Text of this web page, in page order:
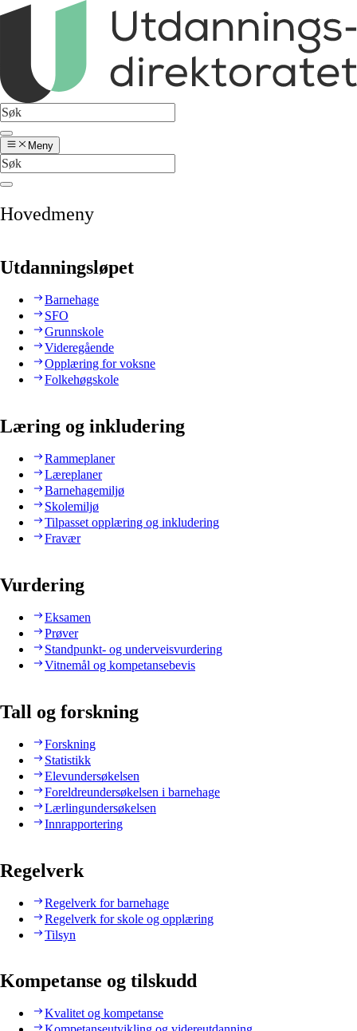
Meny
Hovedmeny
Utdanningsløpet
Barnehage
SFO
Grunnskole
Videregående
Opplæring for voksne
Folkehøgskole
Læring og inkludering
Rammeplaner
Læreplaner
Barnehagemiljø
Skolemiljø
Tilpasset opplæring og inkludering
Fravær
Vurdering
Eksamen
Prøver
Standpunkt- og underveisvurdering
Vitnemål og kompetansebevis
Tall og forskning
Forskning
Statistikk
Elevundersøkelsen
Foreldreundersøkelsen i barnehage
Lærlingundersøkelsen
Innrapportering
Regelverk
Regelverk for barnehage
Regelverk for skole og opplæring
Tilsyn
Kompetanse og tilskudd
Kvalitet og kompetanse